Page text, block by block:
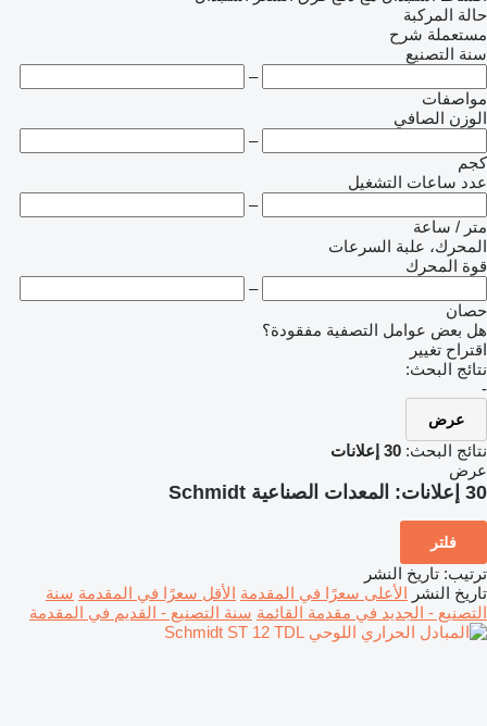
حالة المركبة
مستعملة شرح
سنة التصنيع
–
مواصفات
الوزن الصافي
–
كجم
عدد ساعات التشغيل
–
متر / ساعة
المحرك، علبة السرعات
قوة المحرك
–
حصان
هل بعض عوامل التصفية مفقودة؟
اقتراح تغيير
نتائج البحث:
-
عرض
نتائج البحث: 30 إعلانات
عرض
30 إعلانات: المعدات الصناعية Schmidt
فلتر
ترتيب: تاريخ النشر
تاريخ النشر الأعلى سعرًا في المقدمة الأقل سعرًا في المقدمة سنة
التصنيع - الجديد في مقدمة القائمة سنة التصنيع - القديم في المقدمة